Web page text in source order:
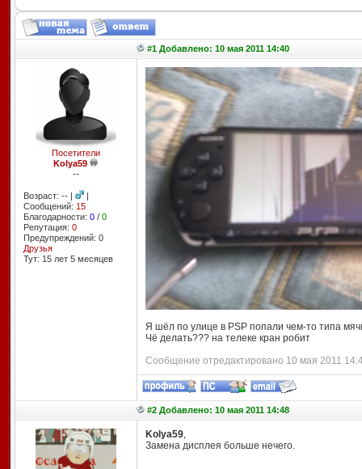
#1 Добавлено: 10 мая 2011 14:40
Посетители
Kolya59
--
Возраст: -- |
|
Сообщений: 15
Благодарности: 0/ 0
Репутация: 0
Предупреждений: 0
Друзья
Тут: 15 лет 5 месяцев
Я шёл по улице в PSP попали чем-то типа
Чё делать??? на телеке кран робит
Сообщение отредактировано 10 мая 2011
#2 Добавлено: 10 мая 2011 14:48
Kolya59,
Замена дисплея больше нечего.